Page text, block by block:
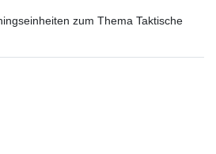
zum Thema Taktische